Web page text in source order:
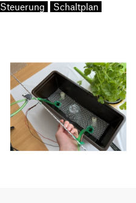
Steuerung
Schaltplan